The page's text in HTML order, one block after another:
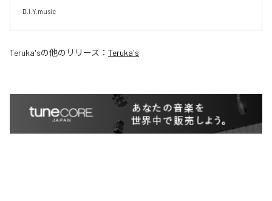
D.I.Y.music
Teruka'sの他のリリース： Teruka's